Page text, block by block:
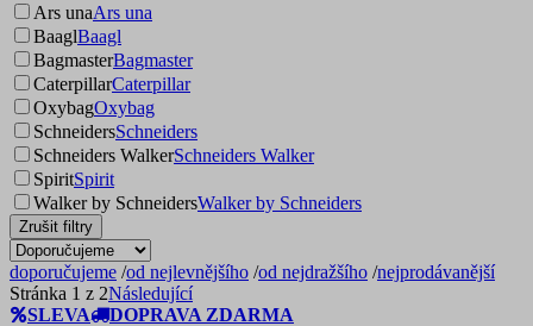
Ars unaArs una
BaaglBaagl
BagmasterBagmaster
CaterpillarCaterpillar
OxybagOxybag
SchneidersSchneiders
Schneiders WalkerSchneiders Walker
SpiritSpirit
Walker by SchneidersWalker by Schneiders
Zrušit filtry
doporučujeme /od nejlevnějšího /od nejdražšího /nejprodávanější
Stránka 1 z 2Následující
SLEVA
DOPRAVA ZDARMA